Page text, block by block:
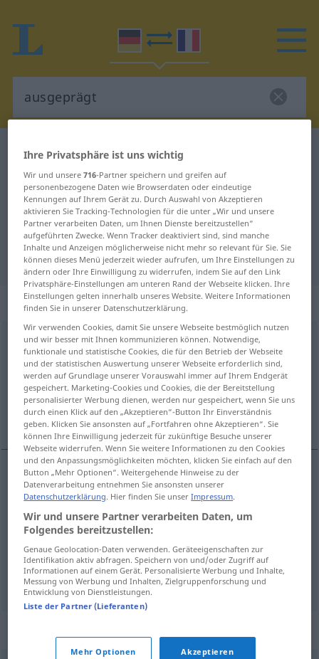
Deutsch-Französisch Wörterbuch
Deutsch-Französisch Übersetzung
für "ausgeprägt"
"ausgeprägt" Französisch
Übersetzung
„ausgeprägt“: als Adjektiv gebraucht
ausgeprägtadjt
Übersicht aller Übersetzungen
(Für mehr Details die Übersetzung anklicken/antippen)
prononcé, marqué, accusé
prononcé ausgeprägt
marqué ausgeprägt
accusé ausgeprägt
Ihre Privatsphäre ist uns wichtig
Wir und unsere716-Partner speichern und greifen auf
personenbezogene Daten wie Browserdaten oder eindeutige
Kennungen auf Ihrem Gerät zu. Durch Auswahl von Akzeptieren
aktivieren Sie Tracking-Technologien für die unter „Wir und unsere
Partner verarbeiten Daten, um Ihnen Dienste bereitzustellen“
aufgeführten Zwecke. Wenn Tracker deaktiviert sind, sind manche
Inhalte und Anzeigen möglicherweise nicht mehr so relevant für Sie. Sie
können dieses Menü jederzeit wieder aufrufen, um Ihre Einstellungen zu
ändern oder Ihre Einwilligung zu widerrufen, indem Sie auf den Link
Privatsphäre-Einstellungen am unteren Rand der Webseite klicken. Ihre
Einstellungen gelten innerhalb unseres Website. Weitere Informationen
finden Sie in unserer Datenschutzerklärung.
Wir verwenden Cookies, damit Sie unsere Webseite bestmöglich nutzen
und wir besser mit Ihnen kommunizieren können. Notwendige,
funktionale und statistische Cookies, die für den Betrieb der Webseite
und der statistischen Auswertung unserer Webseite erforderlich sind,
werden auf Grundlage unserer Vorauswahl immer auf Ihrem Endgerät
gespeichert. Marketing-Cookies und Cookies, die der Bereitstellung
personalisierter Werbung dienen, werden nur gespeichert, wenn Sie uns
durch einen Klick auf den „Akzeptieren“-Button Ihr Einverständnis
geben. Klicken Sie ansonsten auf „Fortfahren ohne Akzeptieren“. Sie
können Ihre Einwilligung jederzeit für zukünftige Besuche unserer
Webseite widerrufen. Wenn Sie weitere Informationen zu den Cookies
und den Anpassungsmöglichkeiten möchten, klicken Sie einfach auf den
Button „Mehr Optionen“. Weitergehende Hinweise zu der
Datenverarbeitung entnehmen Sie ansonsten unserer
Datenschutzerklärung. Hier finden Sie unserImpressum.
Wir und unsere Partner verarbeiten Daten, um
Folgendes bereitzustellen:
Genaue Geolocation-Daten verwenden. Geräteeigenschaften zur
Identifikation aktiv abfragen. Speichern von und/oder Zugriff auf
Informationen auf einem Gerät. Personalisierte Werbung und Inhalte,
Messung von Werbung und Inhalten, Zielgruppenforschung und
Entwicklung von Dienstleistungen.
Liste der Partner (Lieferanten)
Mehr Optionen Akzeptieren